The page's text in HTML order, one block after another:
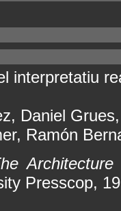
interpretatiu
Daniel
Ramón
Presscop,